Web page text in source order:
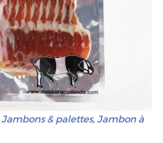
Jambons & palettes,Jambon à